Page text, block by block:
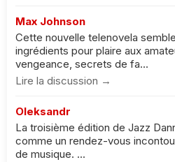
Max Johnson
Cette nouvelle telenovela
ingrédients pour plaire aux
vengeance, secrets de fa...
Lire la discussion →
Oleksandr
La troisième édition de Jazz
comme un rendez-vous
de musique. ...